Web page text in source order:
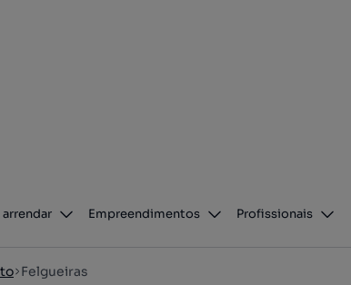
arrendar Empreendimentos Profissionais
Felgueiras